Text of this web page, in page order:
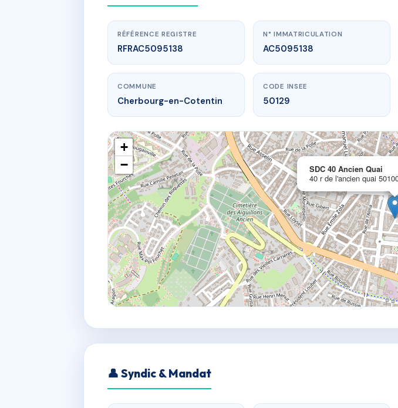
www.vme.plus/AC5095138
SDC 40 Ancien Quai
40 r de l'ancien quai 50100 Cherbourg-
RÉFÉRENCE REGISTRE
RFRAC5095138
N° IMMATRICULATION
AC5095138
COMMUNE
Cherbourg-en-Cotentin
CODE INSEE
50129
SDC 40 Ancien Quai
40 r de l'ancien quai
+
−
👤 Syndic & Mandat